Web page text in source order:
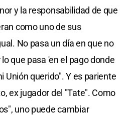
y la responsabilidad de que
como uno de sus
No pasa un día en que no
que pasa 'en el pago donde
Unión querido". Y es pariente
ex jugador del "Tate". Como
uno puede cambiar